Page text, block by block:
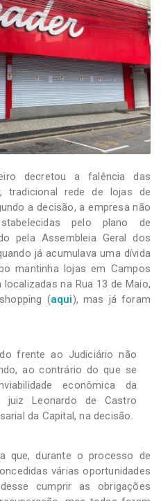
decretou a falência das
tradicional rede de lojas de
a decisão, a empresa não
pelo plano de
pela Assembleia Geral dos
já acumulava uma dívida
mantinha lojas em Campos
na Rua 13 de Maio,
(aqui), mas já foram
frente ao Judiciário não
ao contrário do que se
econômica da
Leonardo de Castro
da Capital, na decisão.
que, durante o processo de
várias oportunidades
cumprir as obrigações